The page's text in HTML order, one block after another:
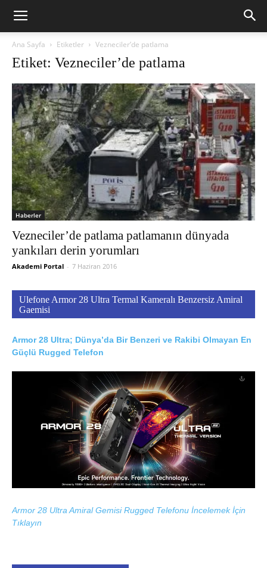
Ana Sayfa Etiketler Vezneciler’de patlama
Etiket: Vezneciler’de patlama
Haberler
Vezneciler’de patlama patlamanın dünyada
yankıları derin yorumları
Akademi Portal - 7 Haziran 2016
Ulefone Armor 28 Ultra Termal Kameralı Benzersiz Amiral
Gaemisi
Armor 28 Ultra; Dünya’da Bir Benzeri ve Rakibi Olmayan En
Güçlü Rugged Telefon
Armor 28 Ultra Amiral Gemisi Rugged Telefonu İncelemek İçin
Tıklayın